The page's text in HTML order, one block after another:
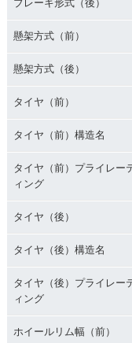
ブレーキ形式（後）
懸架方式（前）
懸架方式（後）
タイヤ（前）
タイヤ（前）構造名
タイヤ（前）プライレー
ィング
タイヤ（後）
タイヤ（後）構造名
タイヤ（後）プライレー
ィング
ホイールリム幅（前）